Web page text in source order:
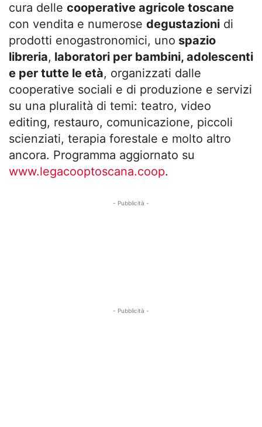
cura delle cooperative agricole toscane
con vendita e numerose degustazioni di
prodotti enogastronomici, uno spazio
libreria, laboratori per bambini, adolescenti
e per tutte le età, organizzati dalle
cooperative sociali e di produzione e servizi
su una pluralità di temi: teatro, video
editing, restauro, comunicazione, piccoli
scienziati, terapia forestale e molto altro
ancora. Programma aggiornato su
www.legacooptoscana.coop.
- Pubblicità -
- Pubblicità -